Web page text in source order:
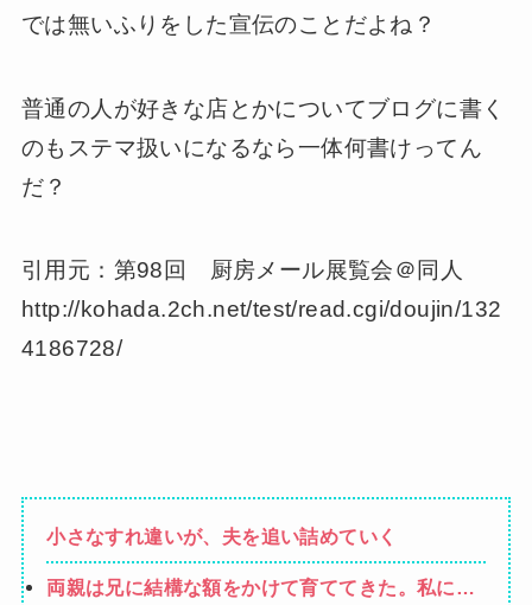
では無いふりをした宣伝のことだよね？
普通の人が好きな店とかについてブログに書く
のもステマ扱いになるなら一体何書けってん
だ？
引用元：第98回 厨房メール展覧会＠同人
http://kohada.2ch.net/test/read.cgi/doujin/132
4186728/
小さなすれ違いが、夫を追い詰めていく
両親は兄に結構な額をかけて育ててきた。私には